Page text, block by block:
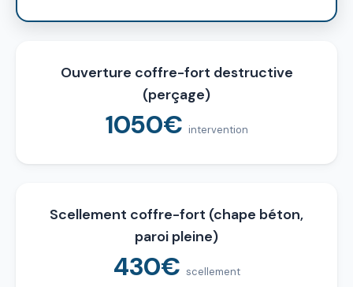
Ouverture coffre-fort destructive
(perçage)
1050€ intervention
Scellement coffre-fort (chape béton,
paroi pleine)
430€ scellement